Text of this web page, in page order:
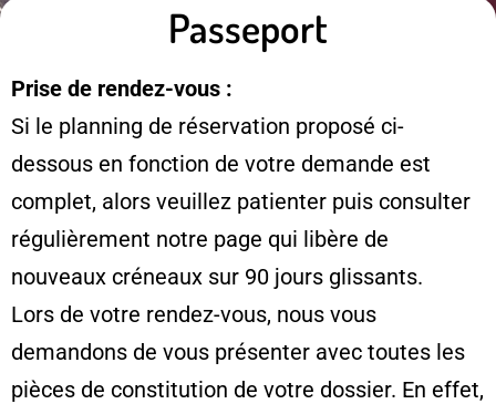
Passeport
Prise de rendez-vous :
Si le planning de réservation proposé ci-
dessous en fonction de votre demande est
complet, alors veuillez patienter puis consulter
régulièrement notre page qui libère de
nouveaux créneaux sur 90 jours glissants.
Lors de votre rendez-vous, nous vous
demandons de vous présenter avec toutes les
pièces de constitution de votre dossier. En effet,